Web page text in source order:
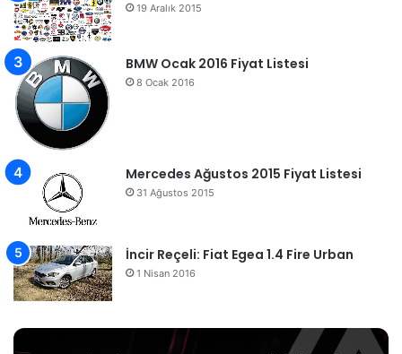
19 Aralık 2015
BMW Ocak 2016 Fiyat Listesi
8 Ocak 2016
Mercedes Ağustos 2015 Fiyat Listesi
31 Ağustos 2015
İncir Reçeli: Fiat Egea 1.4 Fire Urban
1 Nisan 2016